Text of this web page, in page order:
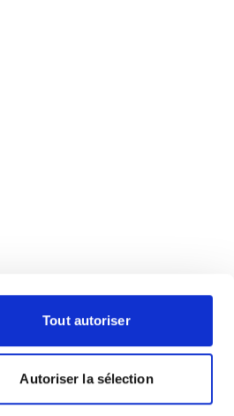
Tout autoriser
Autoriser la sélection